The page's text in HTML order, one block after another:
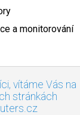
a monitorování
vítáme Vás na
stránkách